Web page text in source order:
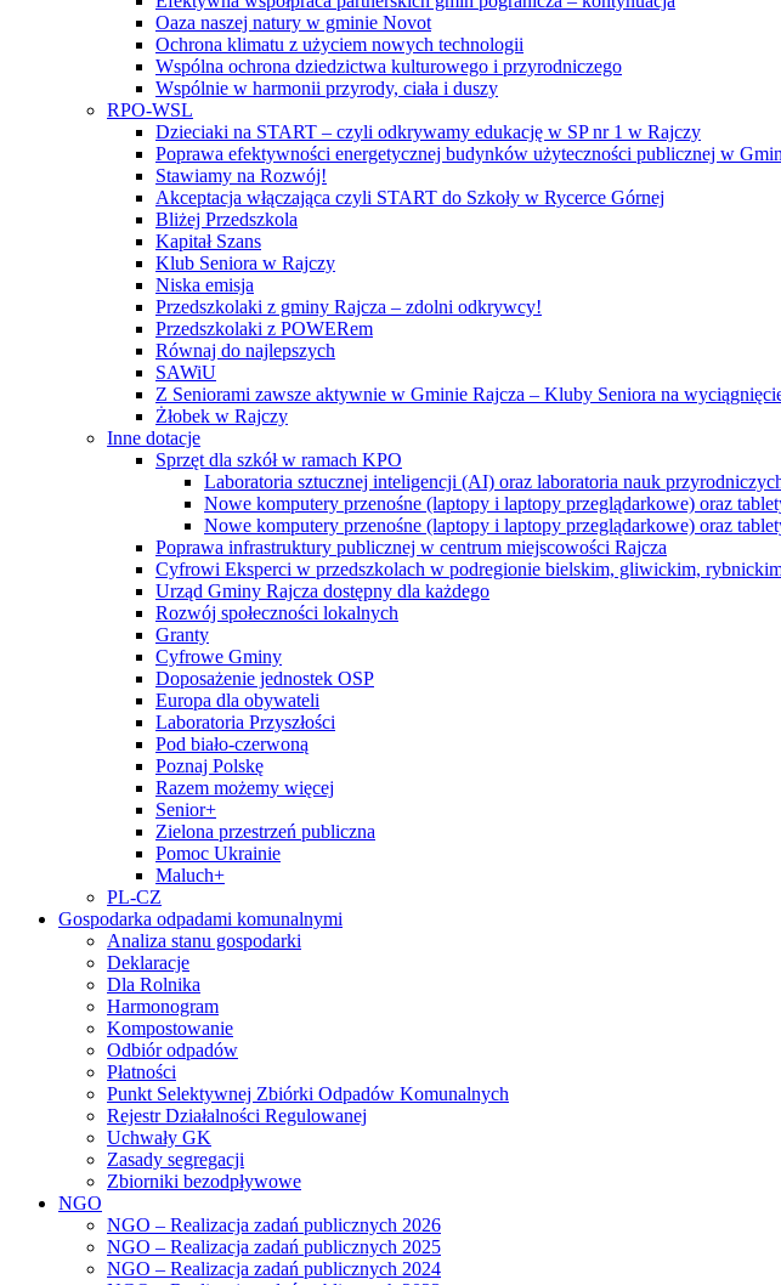
Oaza naszej natury w gminie Novot
Ochrona klimatu z użyciem nowych technologii
Wspólna ochrona dziedzictwa kulturowego i przyrodniczego
Wspólnie w harmonii przyrody, ciała i duszy
RPO-WSL
Dzieciaki na START – czyli odkrywamy edukację w SP nr 1 w Rajczy
Poprawa efektywności energetycznej budynków użyteczności publicznej w
Stawiamy na Rozwój!
Akceptacja włączająca czyli START do Szkoły w Rycerce Górnej
Bliżej Przedszkola
Kapitał Szans
Klub Seniora w Rajczy
Niska emisja
Przedszkolaki z gminy Rajcza – zdolni odkrywcy!
Przedszkolaki z POWERem
Równaj do najlepszych
SAWiU
Z Seniorami zawsze aktywnie w Gminie Rajcza – Kluby Seniora na
Żłobek w Rajczy
Inne dotacje
Sprzęt dla szkół w ramach KPO
Laboratoria sztucznej inteligencji (AI) oraz laboratoria nauk
Nowe komputery przenośne (laptopy i laptopy przeglądarkowe) oraz
Nowe komputery przenośne (laptopy i laptopy przeglądarkowe) oraz
Poprawa infrastruktury publicznej w centrum miejscowości Rajcza
Cyfrowi Eksperci w przedszkolach w podregionie bielskim, gliwickim,
Urząd Gminy Rajcza dostępny dla każdego
Rozwój społeczności lokalnych
Granty
Cyfrowe Gminy
Doposażenie jednostek OSP
Europa dla obywateli
Laboratoria Przyszłości
Pod biało-czerwoną
Poznaj Polskę
Razem możemy więcej
Senior+
Zielona przestrzeń publiczna
Pomoc Ukrainie
Maluch+
PL-CZ
Gospodarka odpadami komunalnymi
Analiza stanu gospodarki
Deklaracje
Dla Rolnika
Harmonogram
Kompostowanie
Odbiór odpadów
Płatności
Punkt Selektywnej Zbiórki Odpadów Komunalnych
Rejestr Działalności Regulowanej
Uchwały GK
Zasady segregacji
Zbiorniki bezodpływowe
NGO
NGO – Realizacja zadań publicznych 2026
NGO – Realizacja zadań publicznych 2025
NGO – Realizacja zadań publicznych 2024